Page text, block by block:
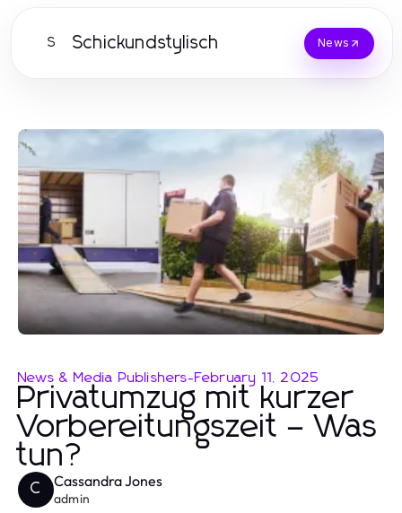
S Schickundstylisch News
News & Media Publishers-February 11, 2025
Privatumzug mit kurzer
Vorbereitungszeit – Was
tun?
C Cassandra Jones
admin